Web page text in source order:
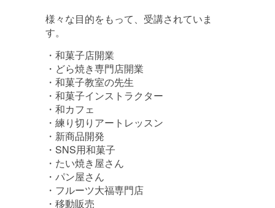
様々な目的をもって、受講されていま
す。
・和菓子店開業
・どら焼き専門店開業
・和菓子教室の先生
・和菓子インストラクター
・和カフェ
・練り切りアートレッスン
・新商品開発
・SNS用和菓子
・たい焼き屋さん
・パン屋さん
・フルーツ大福専門店
・移動販売